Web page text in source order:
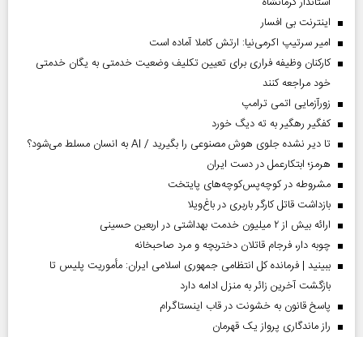
اینترنت بی افسار
امیر سرتیپ اکرمی‌نیا: ارتش کاملا آماده است
کارکنان وظیفه فراری برای تعیین تکلیف وضعیت خدمتی به یگان خدمتی
خود مراجعه کنند
زورآزمایی اتمی ترامپ
کفگیر رهگیر به ته دیگ خورد
تا دیر نشده جلوی هوش مصنوعی را بگیرید / AI به انسان مسلط می‌شود؟
هرمز؛ ابتکارعمل در دست ایران
مشروطه در کوچه‌پس‌کوچه‌های پایتخت
بازداشت قاتل کارگر باربری در باغ‌ویلا
ارائه بیش از ۲ میلیون خدمت بهداشتی در اربعین حسینی
چوبه دار، فرجام قاتلان دختربچه و مرد صاحبخانه
ببینید | فرمانده کل انتظامی جمهوری اسلامی ایران­: مأموریت پلیس تا
بازگشت آخرین زائر به منزل ادامه دارد
پاسخ قانون به خشونت در قاب اینستاگرام
راز ماندگاری پرواز یک قهرمان